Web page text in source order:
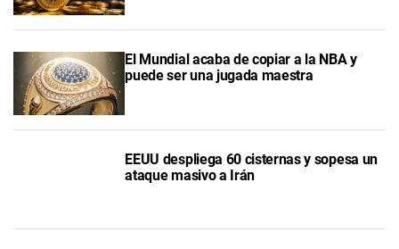
El Mundial acaba de copiar a la NBA y
puede ser una jugada maestra
EEUU despliega 60 cisternas y sopesa un
ataque masivo a Irán